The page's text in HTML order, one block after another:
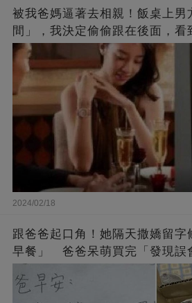
被我爸媽逼著去相親！飯桌上男
間」，我決定偷偷跟在後面，看
幕」，我決定非他不嫁…
2024/02/18
跟爸爸起口角！她隔天撒嬌留字
早餐」 爸爸呆萌買完「發現誤